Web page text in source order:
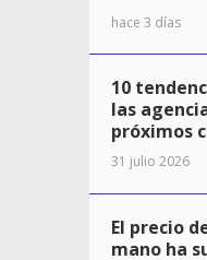
hace 3 días
10
las
próximos
31 julio 2026
El precio
mano ha